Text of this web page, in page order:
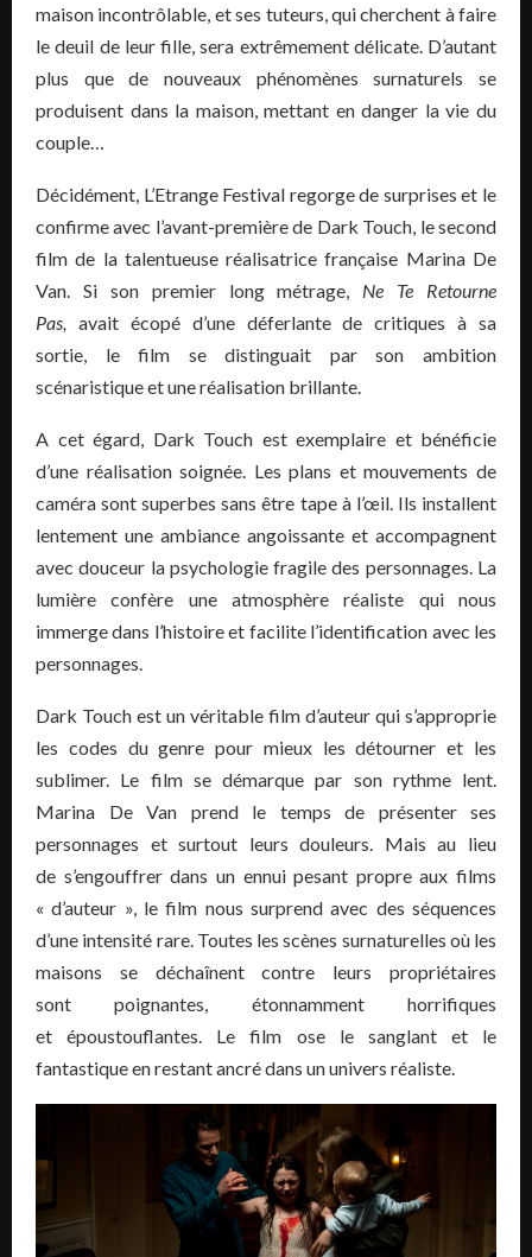
maison incontrôlable, et ses tuteurs, qui cherchent à faire
le deuil de leur fille, sera extrêmement délicate. D’autant
plus que de nouveaux phénomènes surnaturels se
produisent dans la maison, mettant en danger la vie du
couple…
Décidément, L’Etrange Festival regorge de surprises et le
confirme avec l’avant-première de Dark Touch, le second
film de la talentueuse réalisatrice française Marina De
Van. Si son premier long métrage, Ne Te Retourne
Pas, avait écopé d’une déferlante de critiques à sa
sortie, le film se distinguait par son ambition
scénaristique et une réalisation brillante.
A cet égard, Dark Touch est exemplaire et bénéficie
d’une réalisation soignée. Les plans et mouvements de
caméra sont superbes sans être tape à l’œil. Ils installent
lentement une ambiance angoissante et accompagnent
avec douceur la psychologie fragile des personnages. La
lumière confère une atmosphère réaliste qui nous
immerge dans l’histoire et facilite l’identification avec les
personnages.
Dark Touch est un véritable film d’auteur qui s’approprie
les codes du genre pour mieux les détourner et les
sublimer. Le film se démarque par son rythme lent.
Marina De Van prend le temps de présenter ses
personnages et surtout leurs douleurs. Mais au lieu
de s’engouffrer dans un ennui pesant propre aux films
« d’auteur », le film nous surprend avec des séquences
d’une intensité rare. Toutes les scènes surnaturelles où les
maisons se déchaînent contre leurs propriétaires
sont poignantes, étonnamment horrifiques
et époustouflantes. Le film ose le sanglant et le
fantastique en restant ancré dans un univers réaliste.